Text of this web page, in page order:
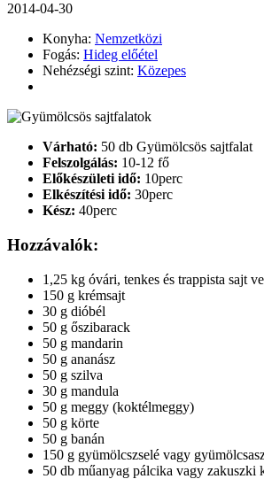
2014-04-30
Konyha: Nemzetközi
Fogás: Hideg előétel
Nehézségi szint: Közepes
Várható: 50 db Gyümölcsös sajtfalat
Felszolgálás: 10-12 fő
Előkészületi idő: 10perc
Elkészítési idő: 30perc
Kész: 40perc
Hozzávalók:
1,25 kg óvári, tenkes és trappista sajt
150 g krémsajt
30 g dióbél
50 g őszibarack
50 g mandarin
50 g ananász
50 g szilva
30 g mandula
50 g meggy (koktélmeggy)
50 g körte
50 g banán
150 g gyümölcszselé vagy
50 db műanyag pálcika vagy zakuszki